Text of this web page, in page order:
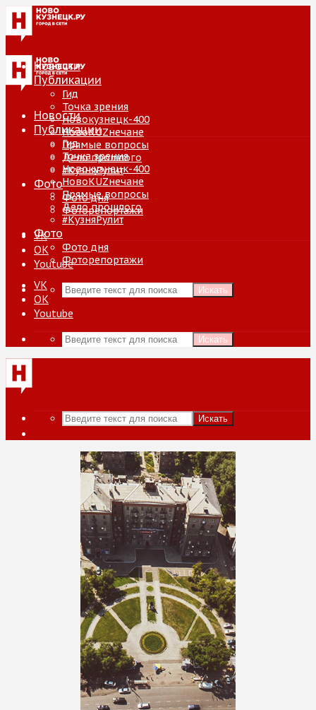
Новости
Публикации
Гид
Точка зрения
Новокузнецк-400
НовоKUZнечане
Прямые вопросы
Дело прошлого
#КузняРулит
Фото
Фото дня
Фоторепортажи
VK
ОК
Youtube
Искать
Новости
Публикации
Гид
Точка зрения
Новокузнецк-400
НовоKUZнечане
Прямые вопросы
Дело прошлого
#КузняРулит
Фото
Фото дня
Фоторепортажи
VK
ОК
Youtube
Искать
Искать